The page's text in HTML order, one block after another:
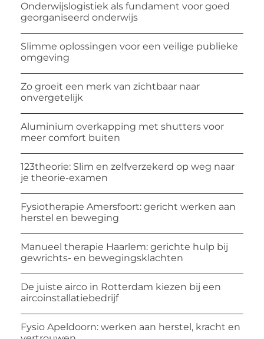
Onderwijslogistiek als fundament voor goed
georganiseerd onderwijs
Slimme oplossingen voor een veilige publieke
omgeving
Zo groeit een merk van zichtbaar naar
onvergetelijk
Aluminium overkapping met shutters voor
meer comfort buiten
123theorie: Slim en zelfverzekerd op weg naar
je theorie-examen
Fysiotherapie Amersfoort: gericht werken aan
herstel en beweging
Manueel therapie Haarlem: gerichte hulp bij
gewrichts- en bewegingsklachten
De juiste airco in Rotterdam kiezen bij een
aircoinstallatiebedrijf
Fysio Apeldoorn: werken aan herstel, kracht en